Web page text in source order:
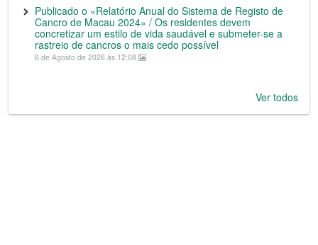
Publicado o «Relatório Anual do Sistema de Registo de
Cancro de Macau 2024» / Os residentes devem
concretizar um estilo de vida saudável e submeter-se a
rastreio de cancros o mais cedo possível
6 de Agosto de 2026 às 12:08
Ver todos